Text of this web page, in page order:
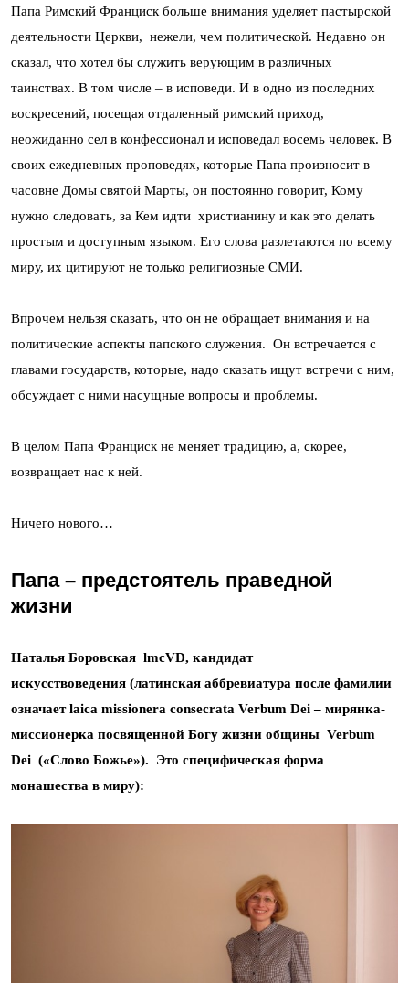
Папа Римский Франциск больше внимания уделяет пастырской
деятельности Церкви, нежели, чем политической. Недавно он
сказал, что хотел бы служить верующим в различных
таинствах. В том числе – в исповеди. И в одно из последних
воскресений, посещая отдаленный римский приход,
неожиданно сел в конфессионал и исповедал восемь человек. В
своих ежедневных проповедях, которые Папа произносит в
часовне Домы святой Марты, он постоянно говорит, Кому
нужно следовать, за Кем идти христианину и как это делать
простым и доступным языком. Его слова разлетаются по всему
миру, их цитируют не только религиозные СМИ.
Впрочем нельзя сказать, что он не обращает внимания и на
политические аспекты папского служения. Он встречается с
главами государств, которые, надо сказать ищут встречи с ним,
обсуждает с ними насущные вопросы и проблемы.
В целом Папа Франциск не меняет традицию, а, скорее,
возвращает нас к ней.
Ничего нового…
Папа – предстоятель праведной
жизни
Наталья Боровская lmcVD, кандидат
искусствоведения (латинская аббревиатура после фамилии
означает laica missionera consecratа Verbum Dei – мирянка-
миссионерка посвященной Богу жизни общины Verbum
Dei («Слово Божье»). Это специфическая форма
монашества в миру):